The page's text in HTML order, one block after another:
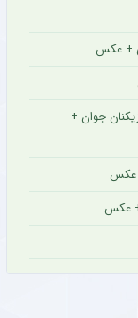
+ عکس
جوان +
عکس
+ عکس